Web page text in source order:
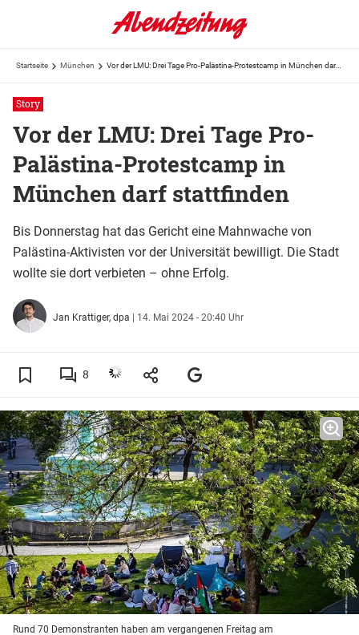
Startseite München Vor der LMU: Drei Tage Pro-Palästina-Protestcamp in München darf stattfinden
Story
Vor der LMU: Drei Tage Pro-
Palästina-Protestcamp in
München darf stattfinden
Bis Donnerstag hat das Gericht eine Mahnwache von
Palästina-Aktivisten vor der Universität bewilligt. Die Stadt
wollte sie dort verbieten – ohne Erfolg.
Jan Krattiger, dpa | 14. Mai 2024 - 20:40 Uhr
8
Rund 70 Demonstranten haben am vergangenen Freitag am